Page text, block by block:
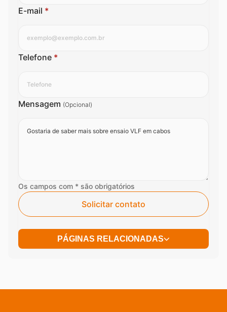
E-mail *
Telefone *
Mensagem (Opcional)
Os campos com * são obrigatórios
Solicitar contato
PÁGINAS RELACIONADAS